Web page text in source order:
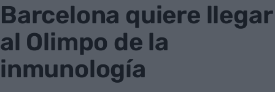
Barcelona quiere llegar
al Olimpo de la
inmunología